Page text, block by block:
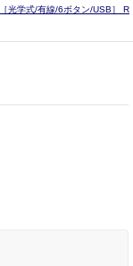
光学式/有線/6ボタン/USB］ R